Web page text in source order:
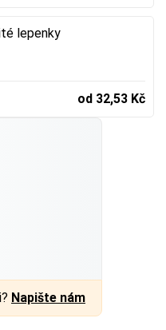
lepenky
od 32,53 Kč
Napište nám